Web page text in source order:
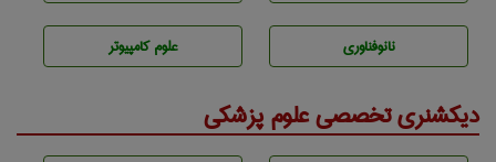
نانوفناوری علوم کامپیوتر
دیکشنری تخصصی علوم پزشکی